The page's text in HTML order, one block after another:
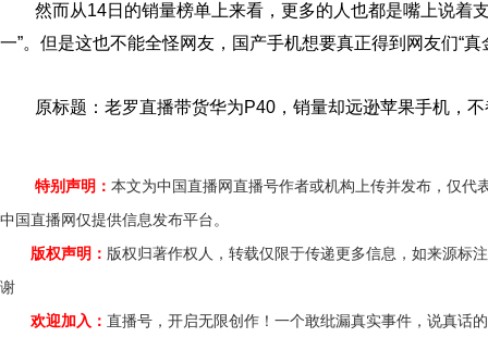
然而从14日的销量榜单上来看，更多的人也都是嘴上说着
一”。但是这也不能全怪网友，国产手机想要真正得到网友们“
原标题： 老罗直播带货华为P40，销量却远逊苹果手机，
特别声明： 本文为中国直播网直播号作者或机构上传并发布，仅
中国直播网仅提供信息发布平台。
版权声明： 版权归著作权人，转载仅限于传递更多信息，如来源标
谢
欢迎加入： 直播号，开启无限创作！一个敢纰漏真实事件，说真话